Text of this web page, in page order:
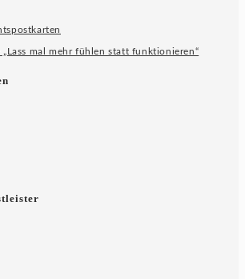
„Lass mal mehr fühlen statt funktionieren“